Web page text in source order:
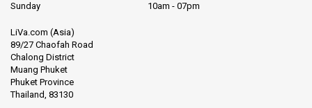
يمكنك شراء تذاكر لأماكن مختلفة من المحطة. من الجيد أن تحصل على
Sunday
10am - 07pm
LiVa.com (Asia)
89/27 Chaofah Road
Chalong District
Muang Phuket
Phuket Province
Thailand, 83130